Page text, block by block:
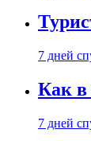
7 дней
Как в
7 дней